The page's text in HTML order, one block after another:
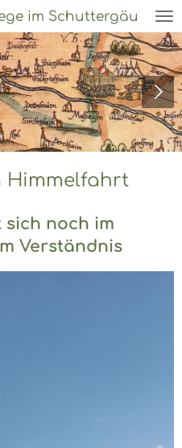
im Schuttergäu
Himmelfahrt
sich noch im
Verständnis